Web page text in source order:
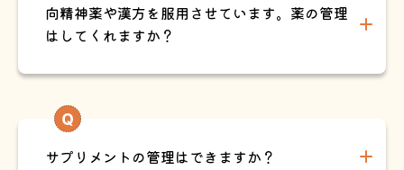
向精神薬や漢方を服用させています。薬の管理
はしてくれますか？
サプリメントの管理はできますか？